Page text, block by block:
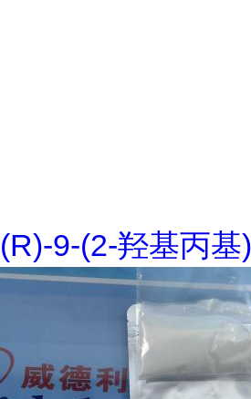
(R)-9-(2-羟基丙基